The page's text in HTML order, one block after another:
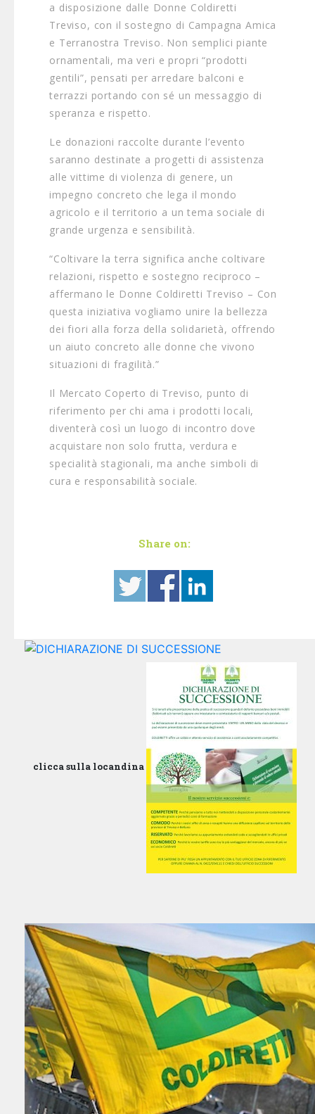
a disposizione dalle Donne Coldiretti
Treviso, con il sostegno di Campagna Amica
e Terranostra Treviso. Non semplici piante
ornamentali, ma veri e propri “prodotti
gentili”, pensati per arredare balconi e
terrazzi portando con sé un messaggio di
speranza e rispetto.
Le donazioni raccolte durante l’evento
saranno destinate a progetti di assistenza
alle vittime di violenza di genere, un
impegno concreto che lega il mondo
agricolo e il territorio a un tema sociale di
grande urgenza e sensibilità.
“Coltivare la terra significa anche coltivare
relazioni, rispetto e sostegno reciproco –
affermano le Donne Coldiretti Treviso – Con
questa iniziativa vogliamo unire la bellezza
dei fiori alla forza della solidarietà, offrendo
un aiuto concreto alle donne che vivono
situazioni di fragilità.”
Il Mercato Coperto di Treviso, punto di
riferimento per chi ama i prodotti locali,
diventerà così un luogo di incontro dove
acquistare non solo frutta, verdura e
specialità stagionali, ma anche simboli di
cura e responsabilità sociale.
Share on:
clicca sulla locandina